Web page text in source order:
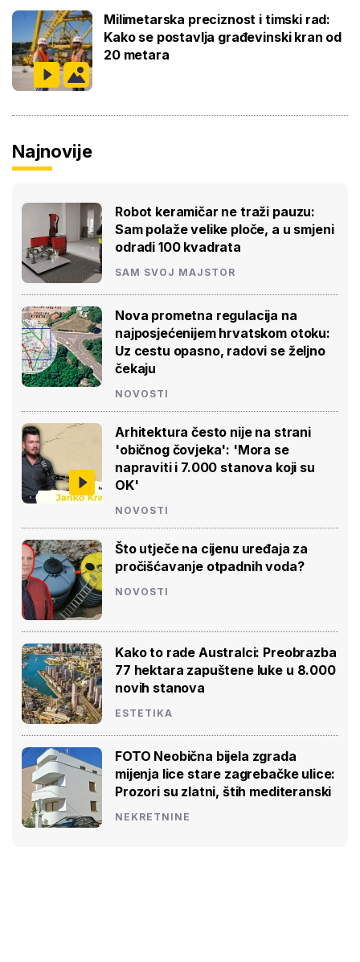
Milimetarska preciznost i timski rad:
Kako se postavlja građevinski kran od
20 metara
Najnovije
Robot keramičar ne traži pauzu:
Sam polaže velike ploče, a u smjeni
odradi 100 kvadrata
SAM SVOJ MAJSTOR
Nova prometna regulacija na
najposjećenijem hrvatskom otoku:
Uz cestu opasno, radovi se željno
čekaju
NOVOSTI
Arhitektura često nije na strani
'običnog čovjeka': 'Mora se
napraviti i 7.000 stanova koji su
OK'
NOVOSTI
Što utječe na cijenu uređaja za
pročišćavanje otpadnih voda?
NOVOSTI
Kako to rade Australci: Preobrazba
77 hektara zapuštene luke u 8.000
novih stanova
ESTETIKA
FOTO Neobična bijela zgrada
mijenja lice stare zagrebačke ulice:
Prozori su zlatni, štih mediteranski
NEKRETNINE